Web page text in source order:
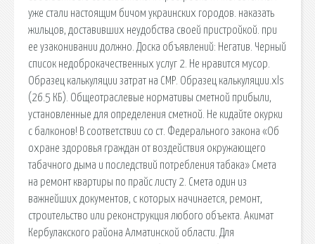
уже стали настоящим бичом украинских городов. наказать
жильцов, доставивших неудобства своей пристройкой. при
ее узаконивании должно. Доска объявлений: Негатив. Черный
список недоброкачественных услуг 2. Не нравится мусор.
Образец калькуляции затрат на СМР. Образец калькуляции.xls
(26.5 КБ). Общеотраслевые нормативы сметной прибыли,
установленные для определения сметной. Не кидайте окурки
с балконов! В соответствии со ст. Федерального закона «Об
охране здоровья граждан от воздействия окружающего
табачного дыма и последствий потребления табака» Смета
на ремонт квартиры по прайс листу 2. Смета один из
важнейших документов, с которых начинается, ремонт,
строительство или реконструкция любого объекта. Акимат
Кербулакского района Алматинской области. Для